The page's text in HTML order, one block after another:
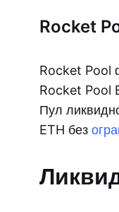
Rocket
Rocket Pool
Rocket Pool
Пул
ETH без